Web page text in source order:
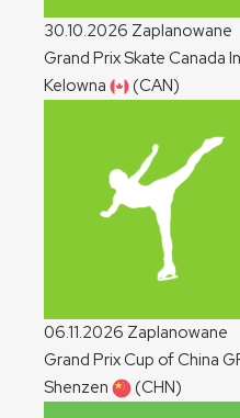
30.10.2026 Zaplanowane
Grand Prix Skate Canada
Kelowna
(CAN)
06.11.2026 Zaplanowane
Grand Prix Cup of China
Shenzen
(CHN)